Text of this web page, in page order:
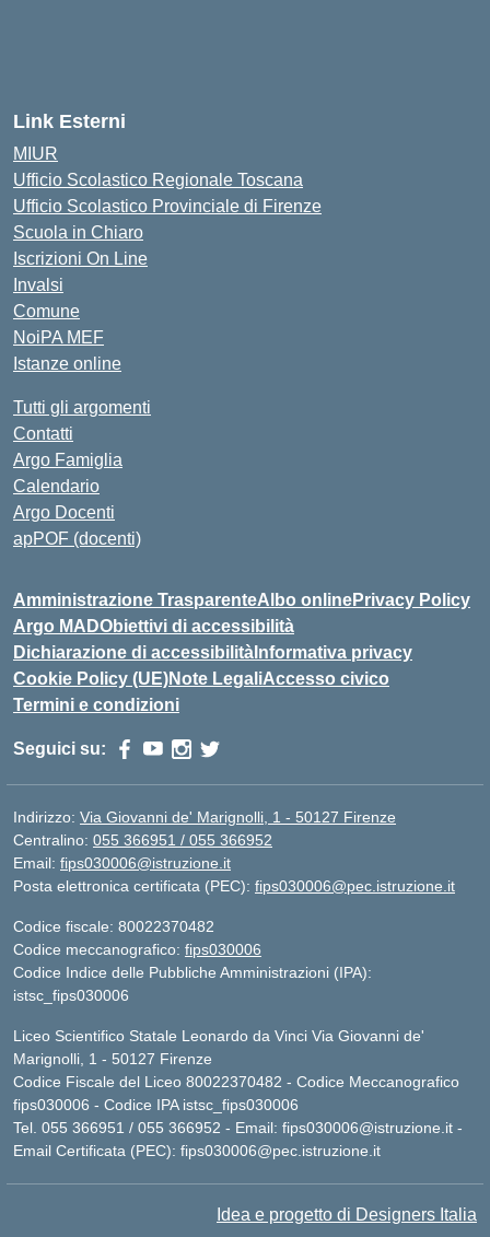
Link Esterni
MIUR
Ufficio Scolastico Regionale Toscana
Ufficio Scolastico Provinciale di Firenze
Scuola in Chiaro
Iscrizioni On Line
Invalsi
Comune
NoiPA MEF
Istanze online
Tutti gli argomenti
Contatti
Argo Famiglia
Calendario
Argo Docenti
apPOF (docenti)
Amministrazione TrasparenteAlbo onlinePrivacy Policy
Argo MADObiettivi di accessibilità
Dichiarazione di accessibilità Informativa privacy
Cookie Policy (UE)Note LegaliAccesso civico
Termini e condizioni
Seguici su:
Indirizzo: Via Giovanni de' Marignolli, 1 - 50127 Firenze
Centralino: 055 366951 / 055 366952
Email: fips030006@istruzione.it
Posta elettronica certificata (PEC): fips030006@pec.istruzione.it
Codice fiscale: 80022370482
Codice meccanografico: fips030006
Codice Indice delle Pubbliche Amministrazioni (IPA):
istsc_fips030006
Liceo Scientifico Statale Leonardo da Vinci Via Giovanni de'
Marignolli, 1 - 50127 Firenze
Codice Fiscale del Liceo 80022370482 - Codice Meccanografico
fips030006 - Codice IPA istsc_fips030006
Tel. 055 366951 / 055 366952 - Email: fips030006@istruzione.it -
Email Certificata (PEC): fips030006@pec.istruzione.it
Idea e progetto di Designers Italia